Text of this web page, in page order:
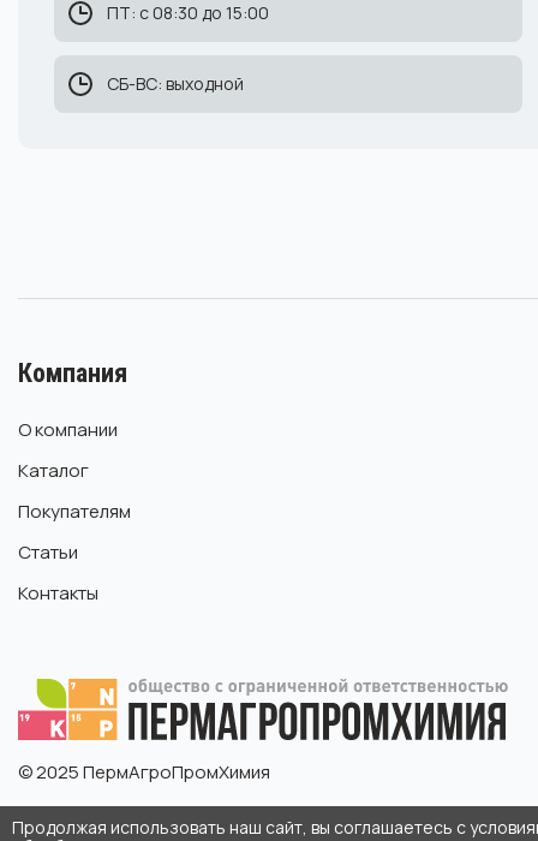
ПТ: с 08:30 до 15:00
СБ-ВС: выходной
Компания
О компании
Каталог
Покупателям
Статьи
Контакты
© 2025 ПермАгроПромХимия
Продолжая использовать наш сайт, вы соглашаетесь с